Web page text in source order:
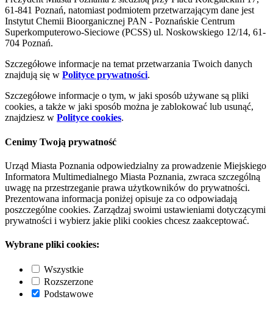
61-841 Poznań, natomiast podmiotem przetwarzającym dane jest
Instytut Chemii Bioorganicznej PAN - Poznańskie Centrum
Superkomputerowo-Sieciowe (PCSS) ul. Noskowskiego 12/14, 61-
704 Poznań.
Szczegółowe informacje na temat przetwarzania Twoich danych
znajdują się w Polityce prywatności.
Szczegółowe informacje o tym, w jaki sposób używane są pliki
cookies, a także w jaki sposób można je zablokować lub usunąć,
znajdziesz w Polityce cookies.
Cenimy Twoją prywatność
Urząd Miasta Poznania odpowiedzialny za prowadzenie Miejskiego
Informatora Multimedialnego Miasta Poznania, zwraca szczególną
uwagę na przestrzeganie prawa użytkowników do prywatności.
Prezentowana informacja poniżej opisuje za co odpowiadają
poszczególne cookies. Zarządzaj swoimi ustawieniami dotyczącymi
prywatności i wybierz jakie pliki cookies chcesz zaakceptować.
Wybrane pliki cookies:
Wszystkie
Rozszerzone
Podstawowe